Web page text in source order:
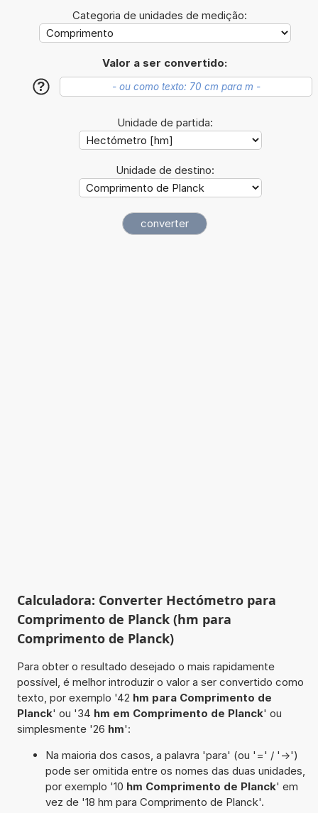
Categoria de unidades de medição:
Valor a ser convertido:
?
Unidade de partida:
Unidade de destino:
Calculadora: Converter Hectómetro para
Comprimento de Planck (hm para
Comprimento de Planck)
Para obter o resultado desejado o mais rapidamente
possível, é melhor introduzir o valor a ser convertido como
texto, por exemplo '42 hm para Comprimento de
Planck' ou '34 hm em Comprimento de Planck' ou
simplesmente '26 hm':
Na maioria dos casos, a palavra 'para' (ou '=' / '->')
pode ser omitida entre os nomes das duas unidades,
por exemplo '10 hm Comprimento de Planck' em
vez de '18 hm para Comprimento de Planck'.